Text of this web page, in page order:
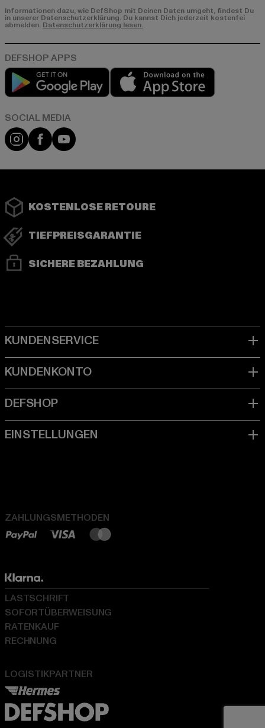
Informationen dazu, wie DefShop mit Deinen Daten umgeht, findest Du
in unserer Datenschutzerklärung. Du kannst Dich jederzeit kostenfei
abmelden. Datenschutzerklärung lesen.
Play market
Instagram
FacebookYouTube
KOSTENLOSE RETOURE
TIEFPREISGARANTIE
SICHERE BEZAHLUNG
ZAHLUNGSMETHODEN
LOGISTIKPARTNER
LASTSCHRIFT
SOFORTÜBERWEISUNG
RATENKAUF
RECHNUNG